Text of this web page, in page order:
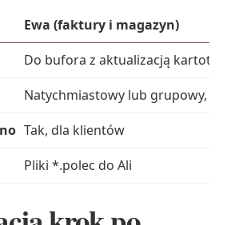
Ewa (faktury i magazyn)
Do bufora z aktualizacją kartotek
Natychmiastowy lub grupowy, z
Tak, dla klientów
Pliki *.polec do Ali